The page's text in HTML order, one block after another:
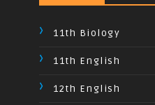
11th Biology
11th English
12th English